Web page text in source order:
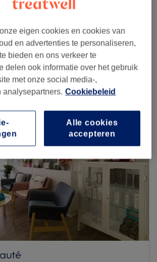
salons bij jou in de buurt
Zoek op Treatwell
eigen cookies en cookies van
en advertenties te personaliseren,
bieden en ons verkeer te
delen ook informatie over het gebruik
met onze social media-,
analysepartners. Cookiebeleid
Alle cookies
accepteren